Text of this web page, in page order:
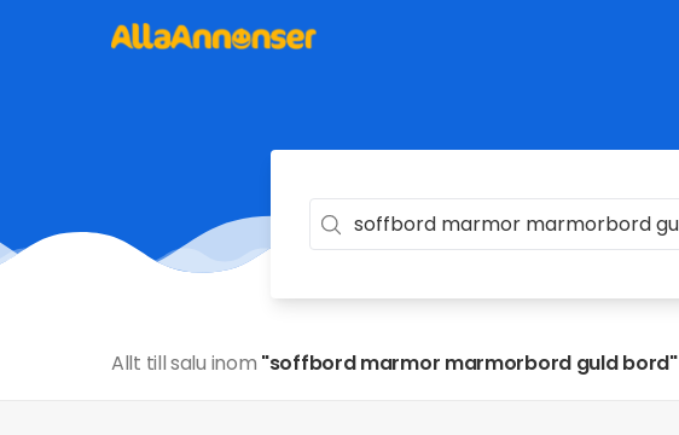
Allt till salu inom "soffbord marmor marmorbord guld bord"